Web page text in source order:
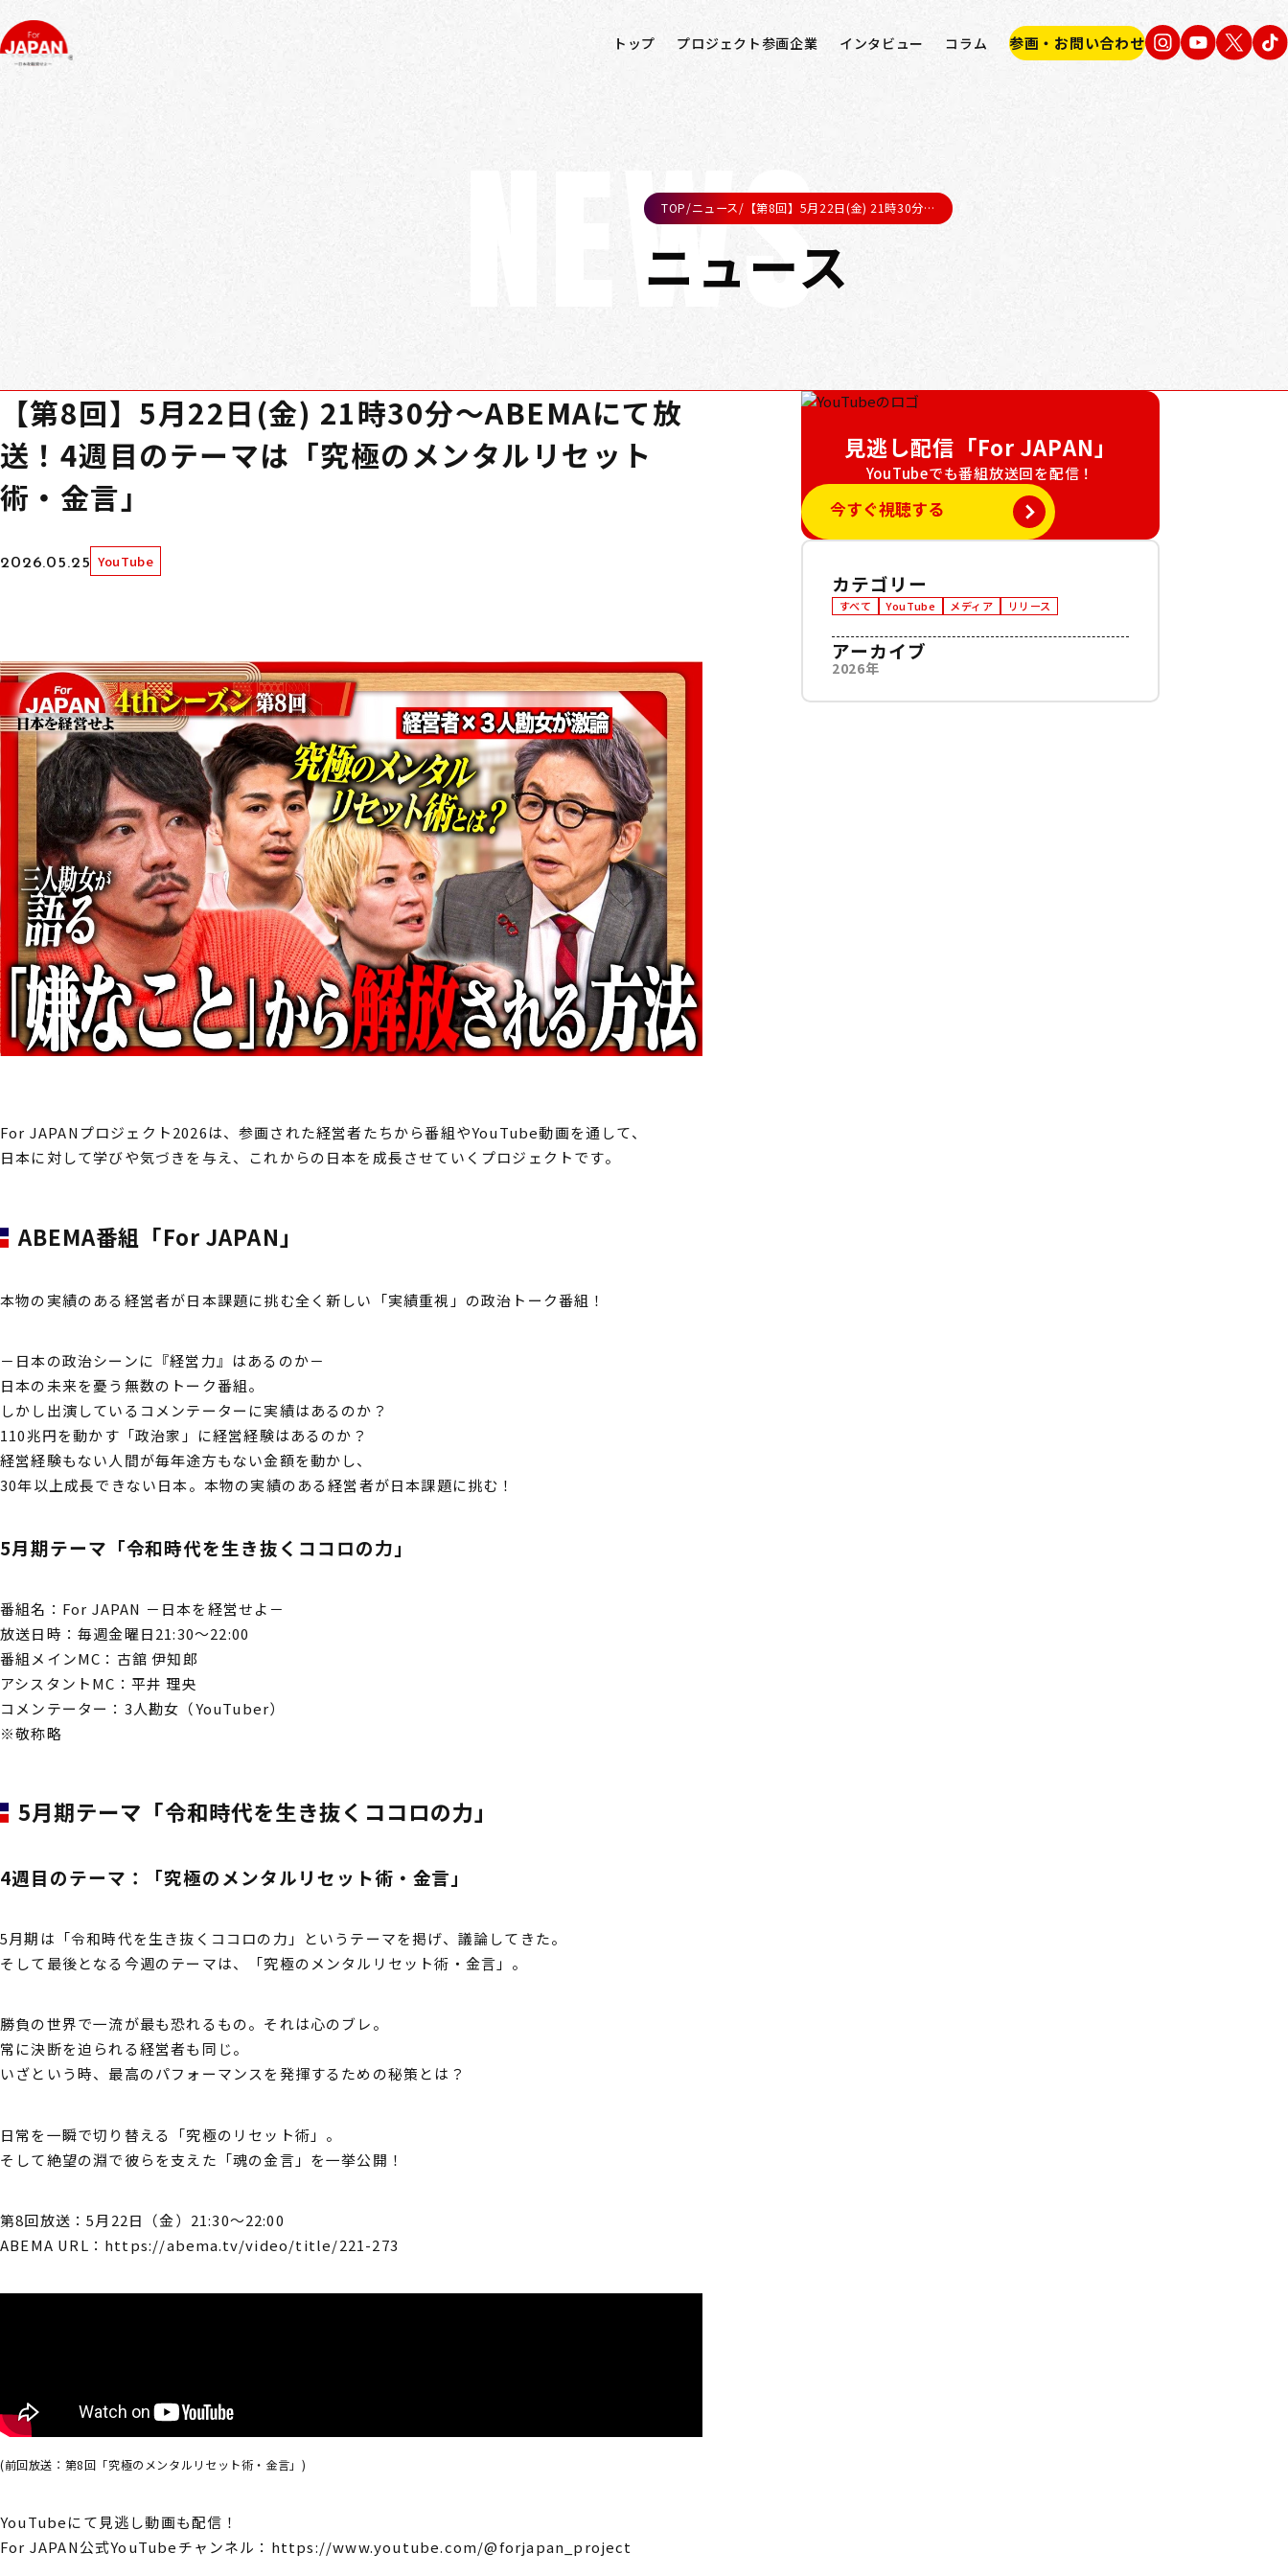
トップ プロジェクト参画企業 インタビュー コラム 参画・お問い合わせ
NEWS
ニュース
TOP/ニュース/ 【第8回】5月22日(金) 21時30分…
【第8回】5月22日(金) 21時30分～ABEMAにて放
送！4週目のテーマは「究極のメンタルリセット
術・金言」
2026.05.25 YouTube
For JAPANプロジェクト2026は、参画された経営者たちから番組やYouTube動画を通して、
日本に対して学びや気づきを与え、これからの日本を成長させていくプロジェクトです。
ABEMA番組「For JAPAN」
本物の実績のある経営者が日本課題に挑む全く新しい「実績重視」の政治トーク番組！
－日本の政治シーンに『経営力』はあるのか－
日本の未来を憂う無数のトーク番組。
しかし出演しているコメンテーターに実績はあるのか？
110兆円を動かす「政治家」に経営経験はあるのか？
経営経験もない人間が毎年途方もない金額を動かし、
30年以上成長できない日本。本物の実績のある経営者が日本課題に挑む！
5月期テーマ「令和時代を生き抜くココロの力」
番組名：For JAPAN －日本を経営せよ－
放送日時：毎週金曜日21:30～22:00
番組メインMC：古舘 伊知郎
アシスタントMC：平井 理央
コメンテーター：3人勘女（YouTuber）
※敬称略
5月期テーマ 「令和時代を生き抜くココロの力」
4週目のテーマ：「究極のメンタルリセット術・金言」
5月期は「令和時代を生き抜くココロの力」というテーマを掲げ、議論してきた。
そして最後となる今週のテーマは、「究極のメンタルリセット術・金言」。
勝負の世界で一流が最も恐れるもの。それは心のブレ。
常に決断を迫られる経営者も同じ。
いざという時、最高のパフォーマンスを発揮するための秘策とは？
日常を一瞬で切り替える「究極のリセット術」。
そして絶望の淵で彼らを支えた「魂の金言」を一挙公開！
第8回放送：5月22日（金）21:30～22:00
ABEMA URL： https://abema.tv/video/title/221-273
(前回放送：第8回「究極のメンタルリセット術・金言」)
YouTubeにて見逃し動画も配信！
For JAPAN公式YouTubeチャンネル： https://www.youtube.com/@forjapan_project
見逃し配信「For JAPAN」
YouTubeでも番組放送回を配信！
今すぐ視聴する
カテゴリー
すべて YouTube メディア リリース
アーカイブ
2026年